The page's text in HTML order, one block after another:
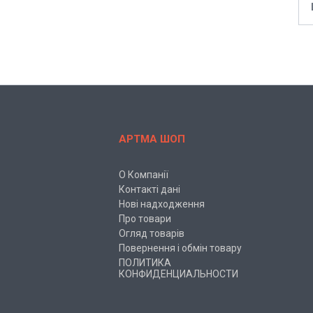
АРТМА ШОП
О Компанії
Контакті дані
Нові надходження
Про товари
Огляд товарів
Повернення і обмін товару
ПОЛИТИКА
КОНФИДЕНЦИАЛЬНОСТИ